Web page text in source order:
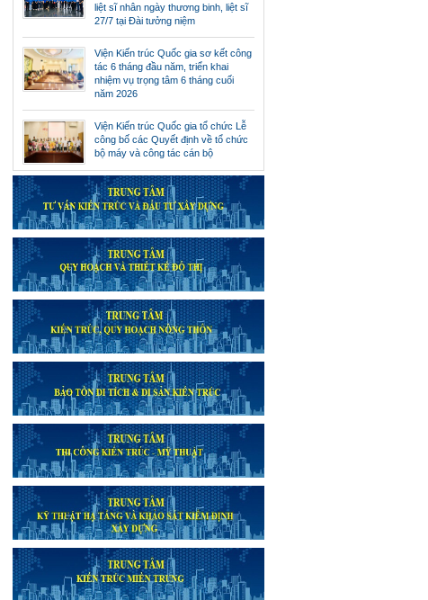
liệt sĩ nhân ngày thương binh, liệt sĩ
27/7 tại Đài tưởng niệm
Viện Kiến trúc Quốc gia sơ kết công
tác 6 tháng đầu năm, triển khai
nhiệm vụ trọng tâm 6 tháng cuối
năm 2026
Viện Kiến trúc Quốc gia tổ chức Lễ
công bố các Quyết định về tổ chức
bộ máy và công tác cán bộ